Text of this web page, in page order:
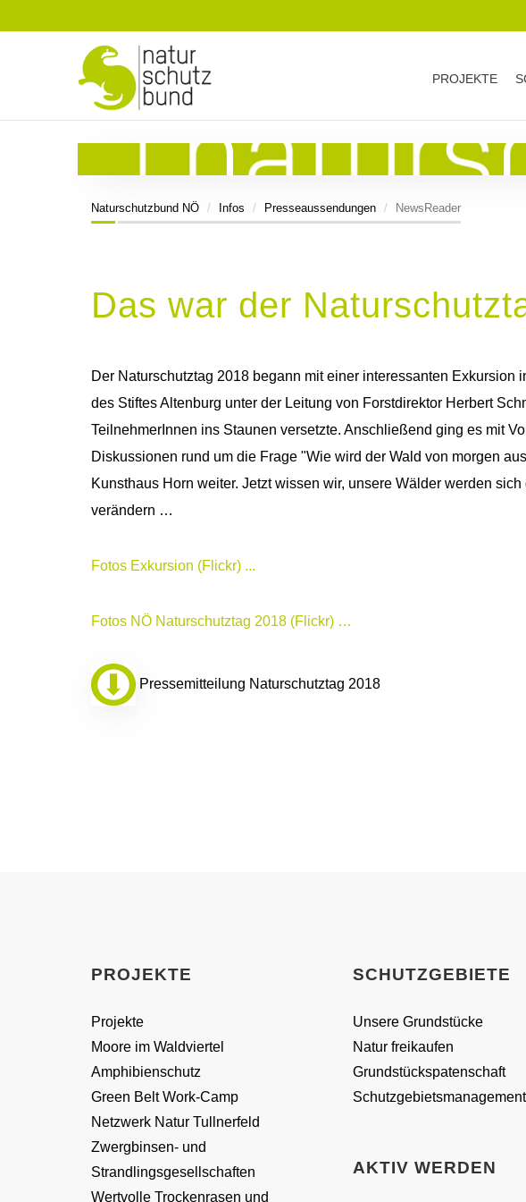
PROJEKTE
Naturschutzbund NÖ Infos Presseaussendungen NewsReader
Das war der
Der Naturschutztag 2018 begann mit einer interessanten Exkursion
des Stiftes Altenburg unter der Leitung von Forstdirektor Herbert
TeilnehmerInnen ins Staunen versetzte. Anschließend ging es mit
Diskussionen rund um die Frage "Wie wird der Wald von morgen
Kunsthaus Horn weiter. Jetzt wissen wir, unsere Wälder werden sich
verändern …
Fotos Exkursion (Flickr) ...
Fotos NÖ Naturschutztag 2018 (Flickr) …
Pressemitteilung Naturschutztag 2018
PROJEKTE
Projekte
Moore im Waldviertel
Amphibienschutz
Green Belt Work-Camp
Netzwerk Natur Tullnerfeld
Zwergbinsen- und
Strandlingsgesellschaften
Wertvolle Trockenrasen und
SCHUTZGEBIETE
Unsere Grundstücke
Natur freikaufen
Grundstückspatenschaft
Schutzgebietsmanagement
AKTIV WERDEN